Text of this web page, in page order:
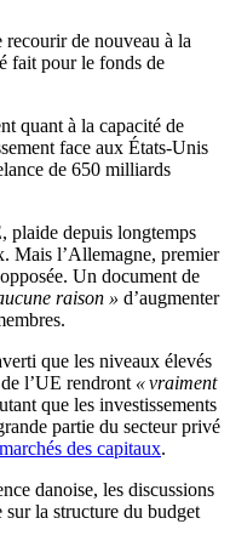
de nouveau à la
fait pour le fonds de
quant à la capacité de
face aux États-Unis
de 650 milliards
plaide depuis longtemps
Mais l’Allemagne, premier
Un document de
raison » d’augmenter
que les niveaux élevés
l’UE rendront « vraiment
que les investissements
partie du secteur privé
des capitaux.
danoise, les discussions
sur la structure du budget